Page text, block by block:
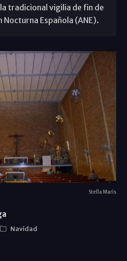
tradicional vigilia de fin de
Nocturna Española (ANE).
Stella Maris
Navidad